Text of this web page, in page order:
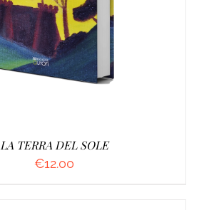
LA TERRA DEL SOLE
€12.00